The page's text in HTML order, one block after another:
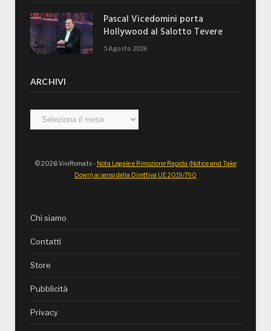
Pascal Vicedomini porta
Hollywood al Salotto Tevere
5 Agosto 2026
ARCHIVI
Archivi
© 2026 ViviRoma.tv - Nota Legale e Rimozione Rapida (Notice and Take
Down) ai sensi della Direttiva UE 2019/790
Chi siamo
Contatti
Store
Pubblicità
Privacy